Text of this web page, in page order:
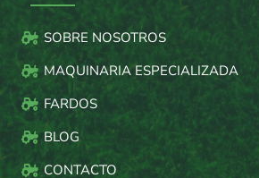
SOBRE NOSOTROS
MAQUINARIA ESPECIALIZADA
FARDOS
BLOG
CONTACTO